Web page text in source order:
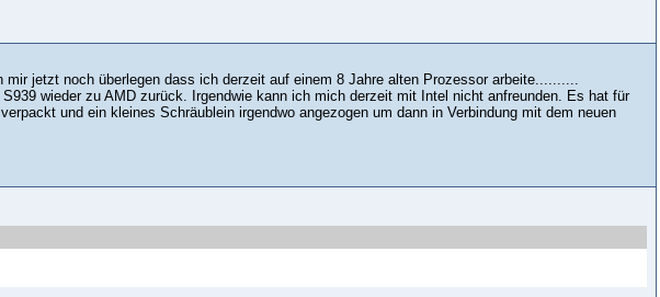
jetzt noch überlegen dass ich derzeit auf einem 8 Jahre alten Prozessor arbeite..........
wieder zu AMD zurück. Irgendwie kann ich mich derzeit mit Intel nicht anfreunden. Es hat für
und ein kleines Schräublein irgendwo angezogen um dann in Verbindung mit dem neuen